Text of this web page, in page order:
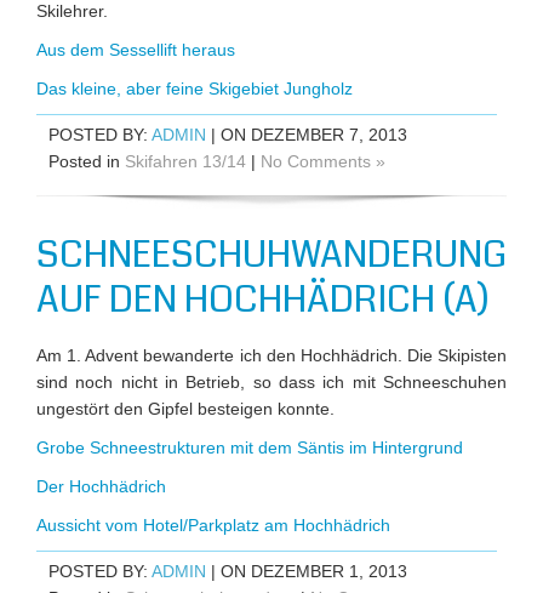
Skilehrer.
Aus dem Sessellift heraus
Das kleine, aber feine Skigebiet Jungholz
POSTED BY: ADMIN | ON DEZEMBER 7, 2013
Posted in Skifahren 13/14 | No Comments »
SCHNEESCHUHWANDERUNG
AUF DEN HOCHHÄDRICH (A)
Am 1. Advent bewanderte ich den Hochhädrich. Die Skipisten
sind noch nicht in Betrieb, so dass ich mit Schneeschuhen
ungestört den Gipfel besteigen konnte.
Grobe Schneestrukturen mit dem Säntis im Hintergrund
Der Hochhädrich
Aussicht vom Hotel/Parkplatz am Hochhädrich
POSTED BY: ADMIN | ON DEZEMBER 1, 2013